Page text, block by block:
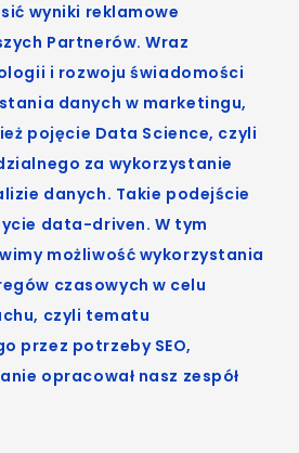
wyniki reklamowe
Partnerów. Wraz
i rozwoju świadomości
danych w marketingu,
pojęcie Data Science, czyli
za wykorzystanie
danych. Takie podejście
data-driven. W tym
możliwość wykorzystania
czasowych w celu
czyli tematu
przez potrzeby SEO,
opracował nasz zespół